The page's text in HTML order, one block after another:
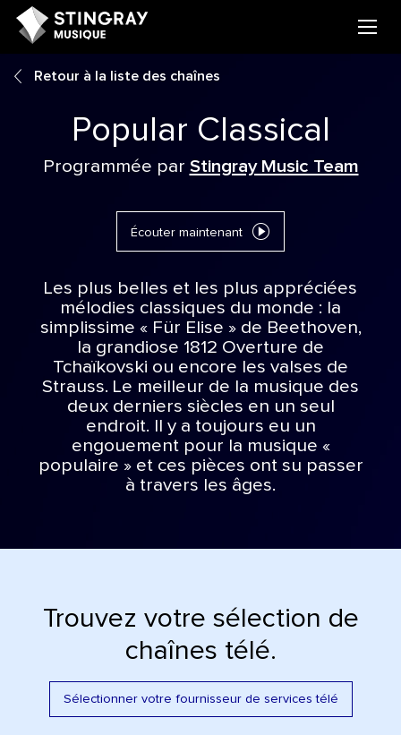
Retour à la liste des chaînes
Popular Classical
Programmée par Stingray Music Team
Écouter maintenant
Les plus belles et les plus appréciées
mélodies classiques du monde : la
simplissime « Für Elise » de Beethoven,
la grandiose 1812 Overture de
Tchaïkovski ou encore les valses de
Strauss. Le meilleur de la musique des
deux derniers siècles en un seul
endroit. Il y a toujours eu un
engouement pour la musique «
populaire » et ces pièces ont su passer
à travers les âges.
Trouvez votre sélection de
chaînes télé.
Sélectionner votre fournisseur de services télé